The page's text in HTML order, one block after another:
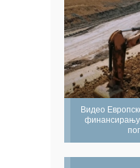
Видео
финансирању